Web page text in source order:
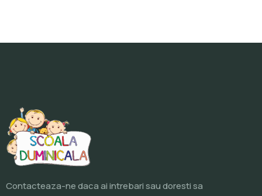
Contacteaza-ne daca ai intrebari sau doresti sa